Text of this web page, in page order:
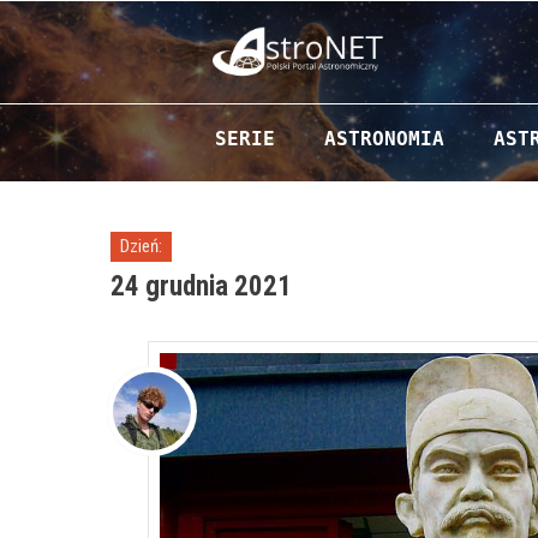
Przejdź do zawartości
SERIE ASTRONOMIA
Dzień:
24 grudnia 2021